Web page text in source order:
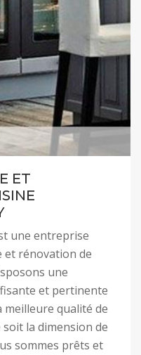
ET
une entreprise
et rénovation de
une
et pertinente
meilleure qualité de
la dimension de
sommes prêts et